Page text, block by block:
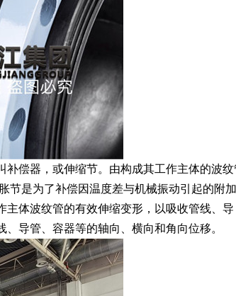
偿器，或伸缩节。由构成其工作主体的波纹
节是为了补偿因温度差与机械振动引起的附
体波纹管的有效伸缩变形，以吸收管线、导
导管、容器等的轴向、横向和角向位移。